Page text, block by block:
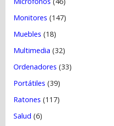
Monitores (147)
Muebles (18)
Multimedia (32)
Ordenadores (33)
Portátiles (39)
Ratones (117)
Salud (6)